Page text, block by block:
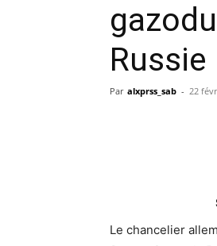
Russie
Par alxprss_sab - 22
Le chancelier